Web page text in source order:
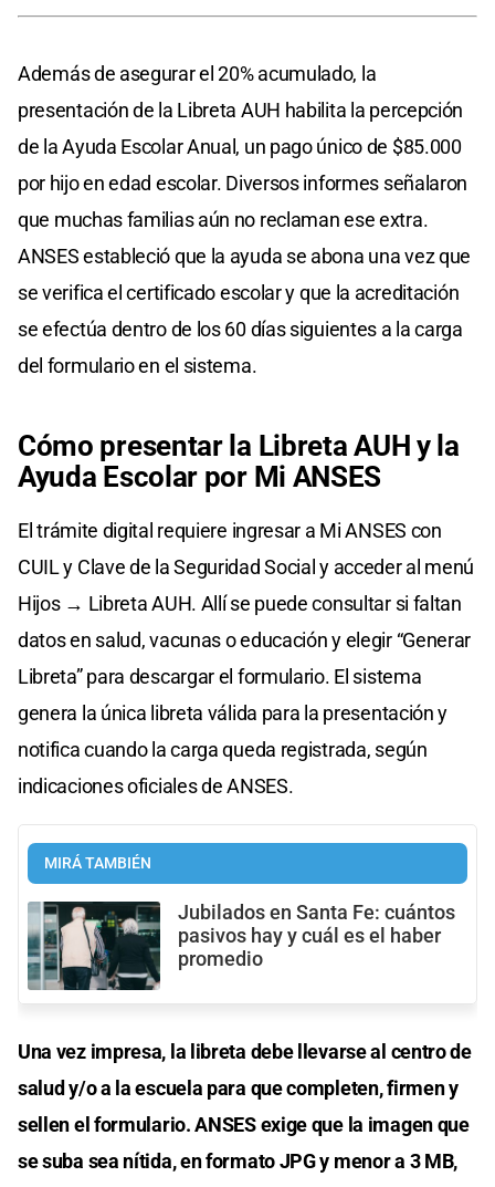
Además de asegurar el 20% acumulado, la
presentación de la Libreta AUH habilita la percepción
de la Ayuda Escolar Anual, un pago único de $85.000
por hijo en edad escolar. Diversos informes señalaron
que muchas familias aún no reclaman ese extra.
ANSES estableció que la ayuda se abona una vez que
se verifica el certificado escolar y que la acreditación
se efectúa dentro de los 60 días siguientes a la carga
del formulario en el sistema.
Cómo presentar la Libreta AUH y la
Ayuda Escolar por Mi ANSES
El trámite digital requiere ingresar a Mi ANSES con
CUIL y Clave de la Seguridad Social y acceder al menú
Hijos → Libreta AUH. Allí se puede consultar si faltan
datos en salud, vacunas o educación y elegir “Generar
Libreta” para descargar el formulario. El sistema
genera la única libreta válida para la presentación y
notifica cuando la carga queda registrada, según
indicaciones oficiales de ANSES.
MIRÁ TAMBIÉN
Jubilados en Santa Fe: cuántos
pasivos hay y cuál es el haber
promedio
Una vez impresa, la libreta debe llevarse al centro de
salud y/o a la escuela para que completen, firmen y
sellen el formulario. ANSES exige que la imagen que
se suba sea nítida, en formato JPG y menor a 3 MB,